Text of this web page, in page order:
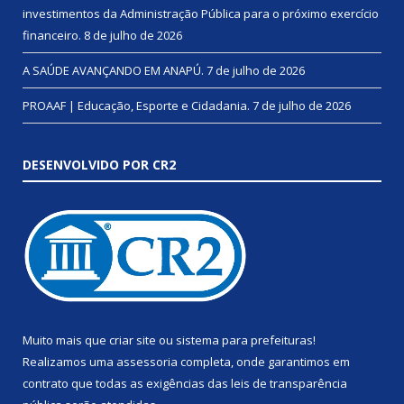
investimentos da Administração Pública para o próximo exercício
financeiro. 8 de julho de 2026
A SAÚDE AVANÇANDO EM ANAPÚ. 7 de julho de 2026
PROAAF | Educação, Esporte e Cidadania. 7 de julho de 2026
DESENVOLVIDO POR CR2
Muito mais que criar site ou sistema para prefeituras!
Realizamos uma assessoria completa, onde garantimos em
contrato que todas as exigências das leis de transparência